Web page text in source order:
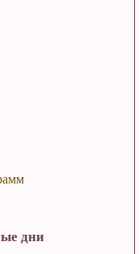
дни